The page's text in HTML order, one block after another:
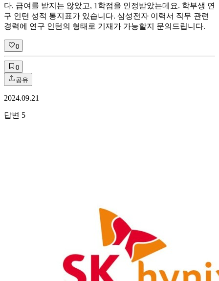
다. 급여를 받지는 않았고, 1학점을 인정받았는데요. 학부생 연
구 인턴 성적 통지표가 있습니다. 삼성전자 이력서 직무 관련
경력에 연구 인턴의 형태로 기재가 가능할지 문의드립니다.
0
0
공유
2024.09.21
답변 5